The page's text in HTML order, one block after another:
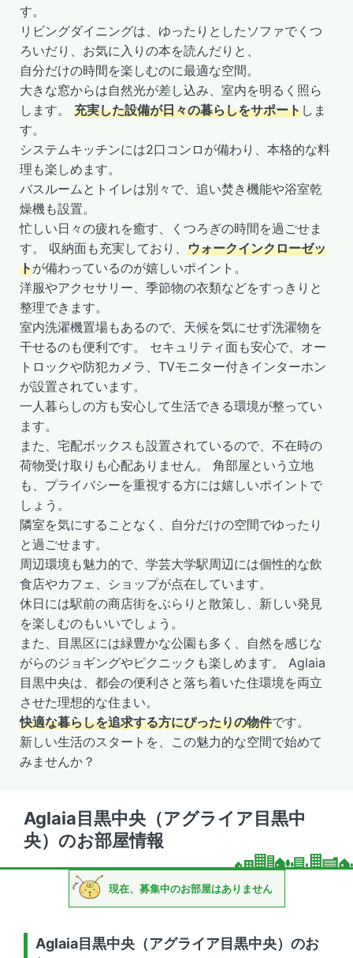
す。
リビングダイニングは、ゆったりとしたソファでくつ
ろいだり、お気に入りの本を読んだりと、
自分だけの時間を楽しむのに最適な空間。
大きな窓からは自然光が差し込み、室内を明るく照ら
します。 充実した設備が日々の暮らしをサポートしま
す。
システムキッチンには2口コンロが備わり、本格的な料
理も楽しめます。
バスルームとトイレは別々で、追い焚き機能や浴室乾
燥機も設置。
忙しい日々の疲れを癒す、くつろぎの時間を過ごせま
す。 収納面も充実しており、 ウォークインクローゼッ
トが備わっているのが嬉しいポイント。
洋服やアクセサリー、季節物の衣類などをすっきりと
整理できます。
室内洗濯機置場もあるので、天候を気にせず洗濯物を
干せるのも便利です。 セキュリティ面も安心で、オー
トロックや防犯カメラ、TVモニター付きインターホン
が設置されています。
一人暮らしの方も安心して生活できる環境が整ってい
ます。
また、宅配ボックスも設置されているので、不在時の
荷物受け取りも心配ありません。 角部屋という立地
も、プライバシーを重視する方には嬉しいポイントで
しょう。
隣室を気にすることなく、自分だけの空間でゆったり
と過ごせます。
周辺環境も魅力的で、学芸大学駅周辺には個性的な飲
食店やカフェ、ショップが点在しています。
休日には駅前の商店街をぶらりと散策し、新しい発見
を楽しむのもいいでしょう。
また、目黒区には緑豊かな公園も多く、自然を感じな
がらのジョギングやピクニックも楽しめます。 Aglaia
目黒中央は、都会の便利さと落ち着いた住環境を両立
させた理想的な住まい。
快適な暮らしを追求する方にぴったりの物件です。
新しい生活のスタートを、この魅力的な空間で始めて
みませんか？
Aglaia目黒中央（アグライア目黒中
央）のお部屋情報
現在、募集中のお部屋はありません
Aglaia目黒中央（アグライア目黒中央）のお